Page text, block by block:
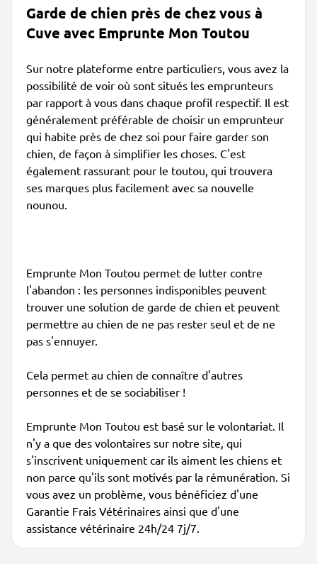
Garde de chien près de chez vous à
Cuve avec Emprunte Mon Toutou
Sur notre plateforme entre particuliers, vous avez la
possibilité de voir où sont situés les emprunteurs
par rapport à vous dans chaque profil respectif. Il est
généralement préférable de choisir un emprunteur
qui habite près de chez soi pour faire garder son
chien, de façon à simplifier les choses. C'est
également rassurant pour le toutou, qui trouvera
ses marques plus facilement avec sa nouvelle
nounou.
Emprunte Mon Toutou permet de lutter contre
l'abandon : les personnes indisponibles peuvent
trouver une solution de garde de chien et peuvent
permettre au chien de ne pas rester seul et de ne
pas s'ennuyer.
Cela permet au chien de connaître d'autres
personnes et de se sociabiliser !
Emprunte Mon Toutou est basé sur le volontariat. Il
n'y a que des volontaires sur notre site, qui
s'inscrivent uniquement car ils aiment les chiens et
non parce qu'ils sont motivés par la rémunération. Si
vous avez un problème, vous bénéficiez d'une
Garantie Frais Vétérinaires ainsi que d'une
assistance vétérinaire 24h/24 7j/7.